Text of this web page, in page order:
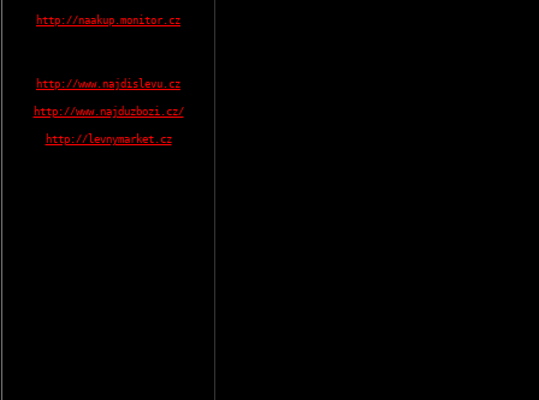
http://naakup.monitor.cz
http://www.najdislevu.cz
http://www.najduzbozi.cz/
http://levnymarket.cz